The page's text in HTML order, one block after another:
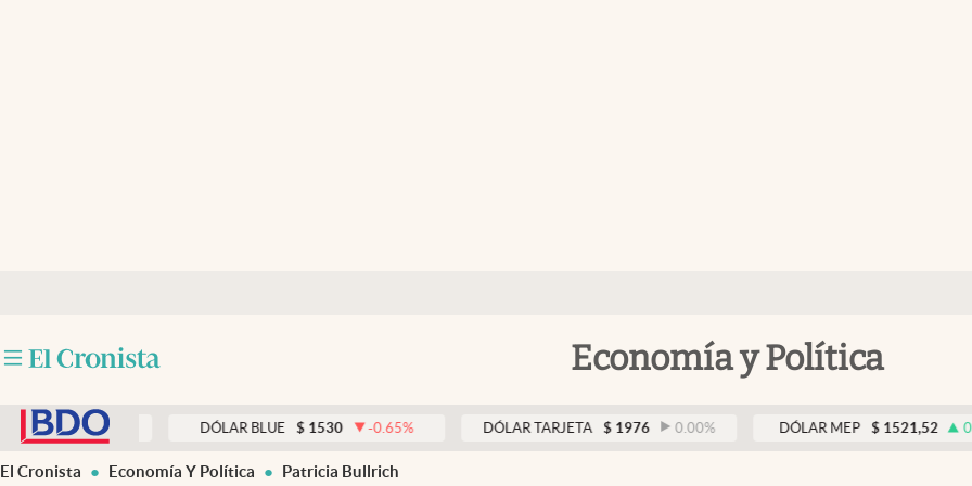
Economía y Política
Otras secciones
0.00% DÓLAR BLUE $ 1530 -0.65 % DÓLAR TARJETA $ 1976 0.00 % DÓLAR MEP $ 1521,52 0.23 %
El Cronista Economía Y Política Patricia Bullrich